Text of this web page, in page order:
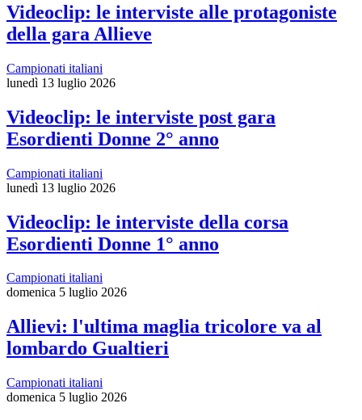
Videoclip: le interviste alle protagoniste
della gara Allieve
Campionati italiani
lunedì 13 luglio 2026
Videoclip: le interviste post gara
Esordienti Donne 2° anno
Campionati italiani
lunedì 13 luglio 2026
Videoclip: le interviste della corsa
Esordienti Donne 1° anno
Campionati italiani
domenica 5 luglio 2026
Allievi: l'ultima maglia tricolore va al
lombardo Gualtieri
Campionati italiani
domenica 5 luglio 2026